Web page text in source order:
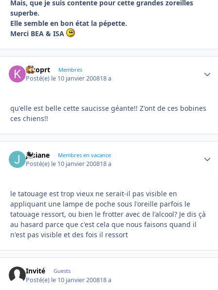
Mais, que je suis contente pour cette grandes zoreilles
superbe.
Elle semble en bon état la pépette.
Merci BEA & ISA
kizoprt Membres
Posté(e) le 10 janvier 200818 a
qu'elle est belle cette saucisse géante!! Z'ont de ces bobines
ces chiens!!
josiane Membres en vacance
Posté(e) le 10 janvier 200818 a
le tatouage est trop vieux ne serait-il pas visible en
appliquant une lampe de poche sous l'oreille parfois le
tatouage ressort, ou bien le frotter avec de l'alcool? Je dis çà
au hasard parce que c'est cela que nous faisons quand il
n'est pas visible et des fois il ressort
Invité Guests
Posté(e) le 10 janvier 200818 a